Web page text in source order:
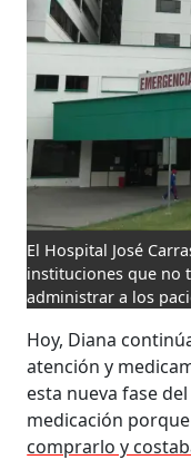
El Hospital José
instituciones que no
administrar a los
Hoy, Diana
atención y
esta nueva fase
medicación porque
comprarlo y